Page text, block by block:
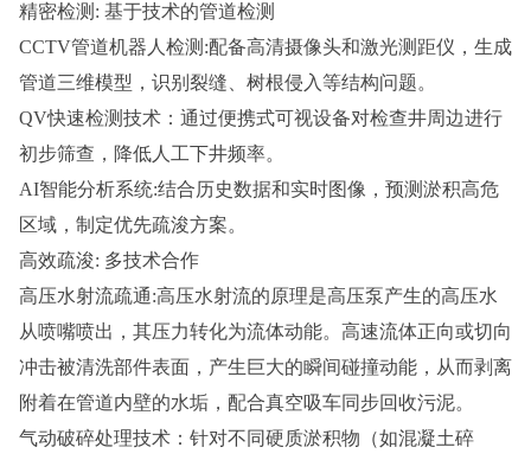
精密检测: 基于技术的管道检测
CCTV管道机器人检测:配备高清摄像头和激光测距仪，生成
管道三维模型，识别裂缝、树根侵入等结构问题。
QV快速检测技术：通过便携式可视设备对检查井周边进行
初步筛查，降低人工下井频率。
AI智能分析系统:结合历史数据和实时图像，预测淤积高危
区域，制定优先疏浚方案。
高效疏浚: 多技术合作
高压水射流疏通:高压水射流的原理是高压泵产生的高压水
从喷嘴喷出，其压力转化为流体动能。高速流体正向或切向
冲击被清洗部件表面，产生巨大的瞬间碰撞动能，从而剥离
附着在管道内壁的水垢，配合真空吸车同步回收污泥。
气动破碎处理技术：针对不同硬质淤积物（如混凝土碎